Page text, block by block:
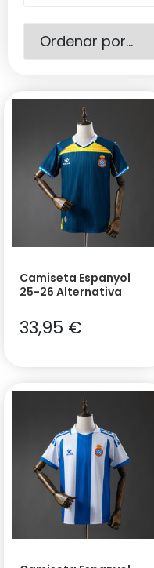
Camiseta Espanyol
25-26 Alternativa
33,95 €